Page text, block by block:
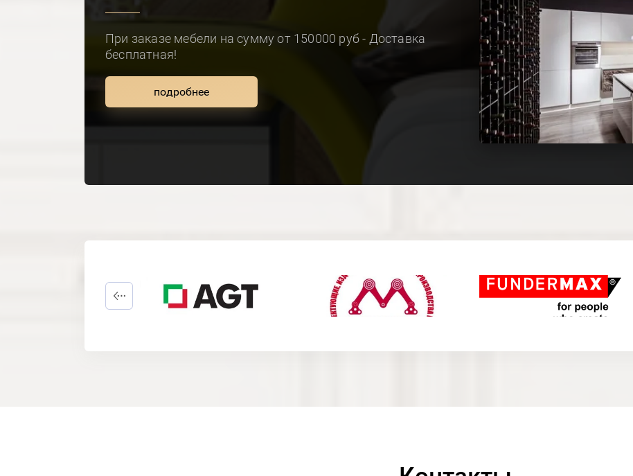
При заказе мебели на сумму от 150000 руб - Доставка
бесплатная!
подробнее